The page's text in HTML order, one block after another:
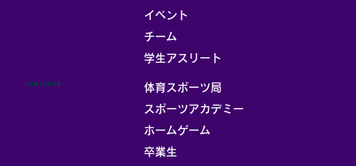
イベント
チーム
学生アスリート
体育スポーツ局
スポーツアカデミー
ホームゲーム
卒業生
CONTENTS